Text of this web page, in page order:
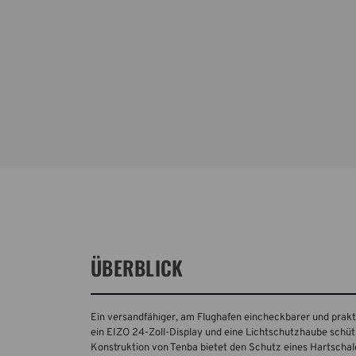
ÜBERBLICK
Ein versandfähiger, am Flughafen eincheckbarer und
ein EIZO 24-Zoll-Display und eine Lichtschutzhaube
Konstruktion von Tenba bietet den Schutz eines